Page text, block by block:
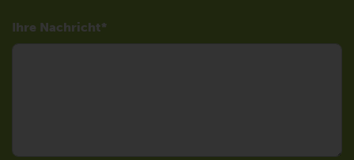
Ihre Nachricht